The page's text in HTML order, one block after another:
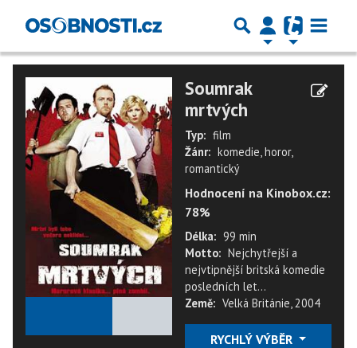
Soumrak
mrtvých
Typ: film
Žánr: komedie, horor,
romantický
Hodnocení na Kinobox.cz:
78%
Délka: 99 min
Motto: Nejchytřejší a
nejvtipnější britská komedie
posledních let...
Země: Velká Británie, 2004
RYCHLÝ VÝBĚR